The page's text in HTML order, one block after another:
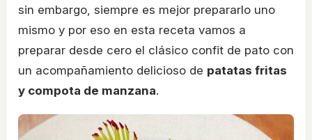
sin embargo, siempre es mejor prepararlo uno
mismo y por eso en esta receta vamos a
preparar desde cero el clásico confit de pato con
un acompañamiento delicioso de patatas fritas
y compota de manzana.